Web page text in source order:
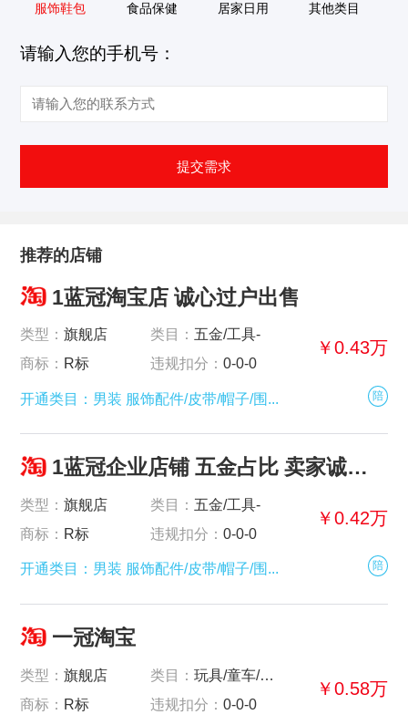
服饰鞋包 食品保健 居家日用 其他类目
请输入您的手机号：
提交需求
推荐的店铺
1蓝冠淘宝店 诚心过户出售
类型：旗舰店
商标： R标
类目： 五金/工具-
违规扣分：0-0-0
￥0.43万
开通类目：男装 服饰配件/皮带/帽子/围... 陪
1蓝冠企业店铺 五金占比 卖家诚心出售
类型：旗舰店
商标： R标
类目： 五金/工具-
违规扣分：0-0-0
￥0.42万
开通类目：男装 服饰配件/皮带/帽子/围... 陪
一冠淘宝
类型：旗舰店
商标： R标
类目：玩具/童车/益智/积木/模型-
违规扣分：0-0-0
￥0.58万